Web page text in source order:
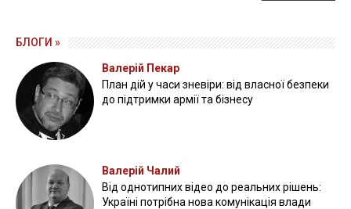
БЛОГИ »
Валерій Пекар
План дій у часи зневіри: від власної безпеки
до підтримки армії та бізнесу
Валерій Чалий
Від однотипних відео до реальних рішень:
Україні потрібна нова комунікація влади